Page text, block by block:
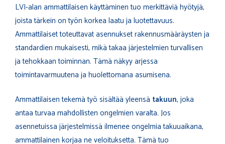
LVI-alan ammattilaisen käyttäminen tuo merkittäviä hyötyjä,
joista tärkein on työn korkea laatu ja luotettavuus.
Ammattilaiset toteuttavat asennukset rakennusmääräysten ja
standardien mukaisesti, mikä takaa järjestelmien turvallisen
ja tehokkaan toiminnan. Tämä näkyy arjessa
toimintavarmuutena ja huolettomana asumisena.
Ammattilaisen tekemä työ sisältää yleensä takuun, joka
antaa turvaa mahdollisten ongelmien varalta. Jos
asennetuissa järjestelmissä ilmenee ongelmia takuuaikana,
ammattilainen korjaa ne veloituksetta. Tämä tuo